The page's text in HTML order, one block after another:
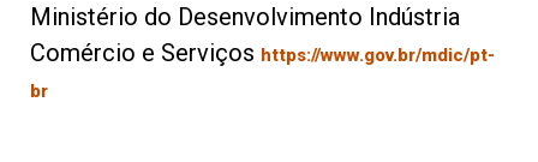
Ministério do Desenvolvimento Indústria
Comércio e Serviços https://www.gov.br/mdic/pt-
br